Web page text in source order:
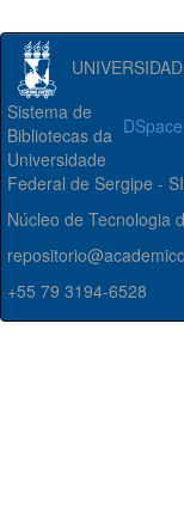
Sistema de
Bibliotecas da
Universidade
Federal de Sergipe -
Núcleo de Tecnologia
+55 79 3194-6528